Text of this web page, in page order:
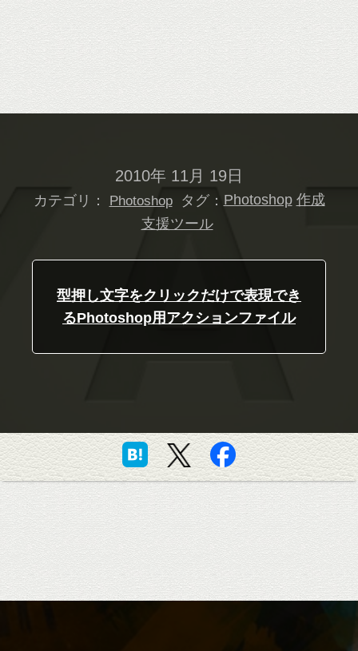
2010年 11月 19日
カテゴリ： Photoshop タグ： Photoshop 作成
支援ツール
型押し文字をクリックだけで表現でき
るPhotoshop用アクションファイル